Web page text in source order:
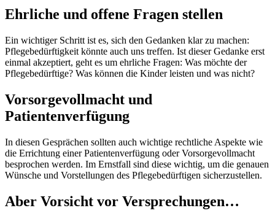
Ehrliche und offene Fragen stellen
Ein wichtiger Schritt ist es, sich den Gedanken klar zu machen:
Pflegebedürftigkeit könnte auch uns treffen. Ist dieser Gedanke erst
einmal akzeptiert, geht es um ehrliche Fragen: Was möchte der
Pflegebedürftige? Was können die Kinder leisten und was nicht?
Vorsorgevollmacht und
Patientenverfügung
In diesen Gesprächen sollten auch wichtige rechtliche Aspekte wie
die Errichtung einer Patientenverfügung oder Vorsorgevollmacht
besprochen werden. Im Ernstfall sind diese wichtig, um die genauen
Wünsche und Vorstellungen des Pflegebedürftigen sicherzustellen.
Aber Vorsicht vor Versprechungen…